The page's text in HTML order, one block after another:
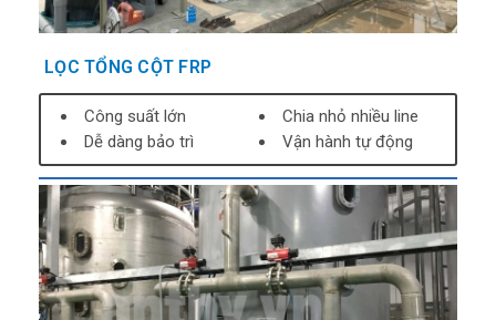
LỌC TỔNG CỘT FRP
Công suất lớn
Chia nhỏ nhiều line
Dễ dàng bảo trì
Vận hành tự động